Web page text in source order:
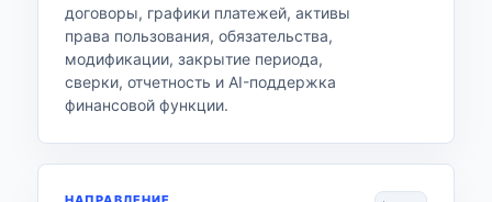
договоры, графики платежей, активы
права пользования, обязательства,
модификации, закрытие периода,
сверки, отчетность и AI-поддержка
финансовой функции.